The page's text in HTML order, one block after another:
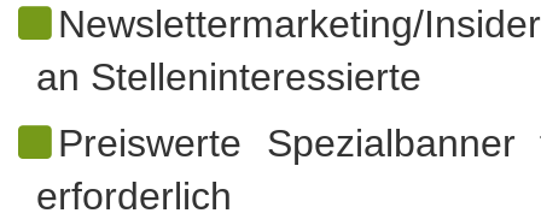
Newslettermarketing/
an Stelleninteressierte
Preiswerte
erforderlich